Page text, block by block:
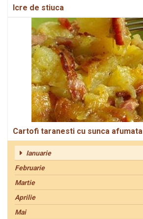
Icre de stiuca
Cartofi taranesti cu sunca afumata
Ianuarie
Februarie
Martie
Aprilie
Mai